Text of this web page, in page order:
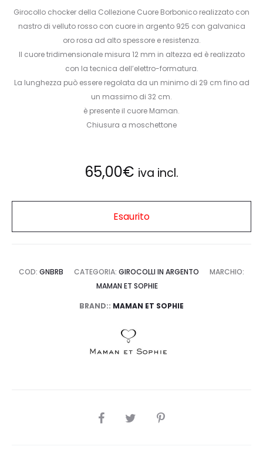
Girocollo chocker della Collezione Cuore Borbonico realizzato con
nastro di velluto rosso con cuore in argento 925 con galvanica
oro rosa ad alto spessore e resistenza.
Il cuore tridimensionale misura 12 mm in altezza ed è realizzato
con la tecnica dell’elettro-formatura.
La lunghezza può essere regolata da un minimo di 29 cm fino ad
un massimo di 32 cm.
è presente il cuore Maman.
Chiusura a moschettone
65,00€ iva incl.
Esaurito
COD: GNBRB CATEGORIA: GIROCOLLI IN ARGENTO
MARCHIO:
MAMAN ET SOPHIE
BRAND:: MAMAN ET SOPHIE
SHARE